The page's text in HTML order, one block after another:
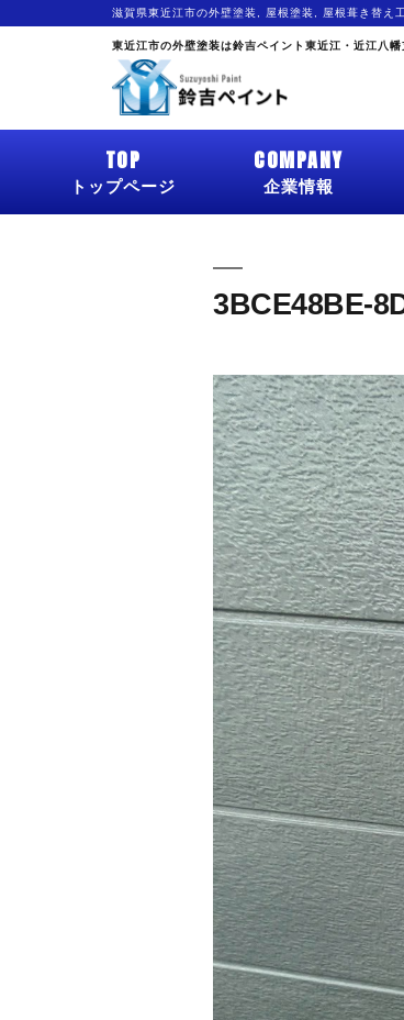
滋賀県東近江市の外壁塗装, 屋根塗装, 屋根葺き替え
東近江市の外壁塗装は鈴吉ペイント東近江・近江八幡
TOP
トップページ
COMPANY
企業情報
3BCE48BE-